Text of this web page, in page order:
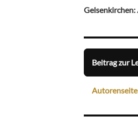
Gelsenkirchen:
Beitrag zur